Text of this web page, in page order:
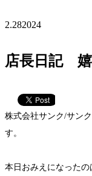
2.282024
店長日記 嬉
株式会社サンク/サン
す。
本日おみえになった